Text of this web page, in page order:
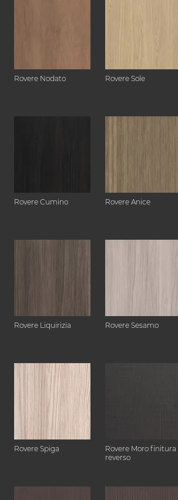
Rovere Nodato Rovere Sole
Rovere Cumino Rovere Anice
Rovere Liquirizia Rovere Sesamo
Rovere Spiga
Rovere Moro finitura
reverso